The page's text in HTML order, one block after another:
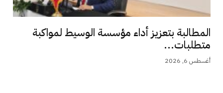
المطالبة بتعزيز أداء مؤسسة الوسيط لمواكبة
متطلبات...
أغسطس 6, 2026